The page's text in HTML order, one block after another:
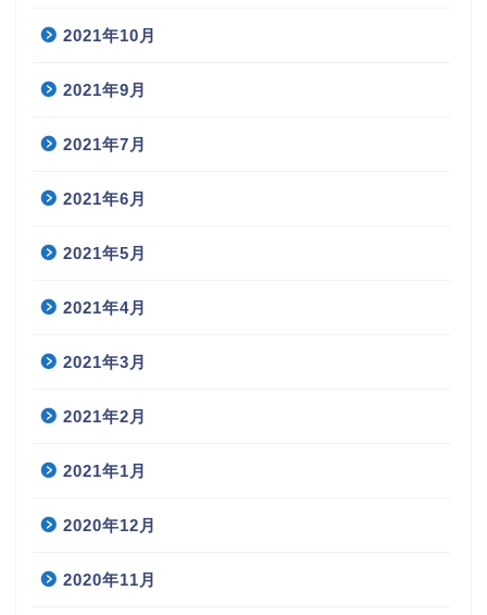
2021年10月
2021年9月
2021年7月
2021年6月
2021年5月
2021年4月
2021年3月
2021年2月
2021年1月
2020年12月
2020年11月